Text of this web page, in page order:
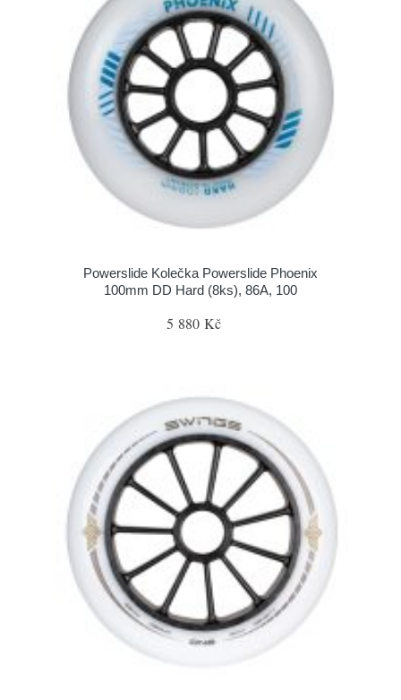
Powerslide Kolečka Powerslide Phoenix
100mm DD Hard (8ks), 86A, 100
5 880 Kč